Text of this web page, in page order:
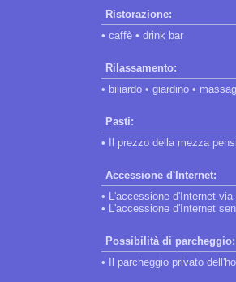
Ristorazione:
• caffè • drink bar
Rilassamento:
• biliardo • giardino •
Pasti:
• Il prezzo della mezza
Accessione d'Internet:
• L'accessione d'Internet
• L'accessione d'Internet
Possibilità di parcheggio:
• Il parcheggio privato